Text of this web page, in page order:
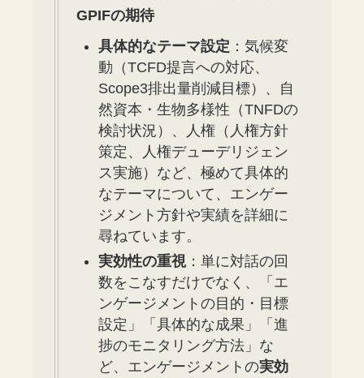
GPIFの期待
具体的なテーマ設定 ：気候変
動（TCFD提言への対応、
Scope3排出量削減目標）、自
然資本・生物多様性（TNFDの
検討状況）、人権（人権方針
策定、人権デューデリジェン
ス実施）など、極めて具体的
なテーマについて、エンゲー
ジメント方針や実績を詳細に
尋ねています。
実効性の重視：単に対話の回
数をこなすだけでなく、「エ
ンゲージメントの目的・目標
設定」「具体的な成果」「進
捗のモニタリング方法」な
ど、エンゲージメントの実効